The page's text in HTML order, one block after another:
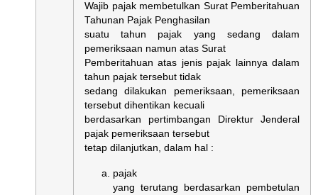
Wajib pajak membetulkan Surat Pemberitahuan
Tahunan Pajak Penghasilan
suatu tahun pajak yang sedang dalam
pemeriksaan namun atas Surat
Pemberitahuan atas jenis pajak lainnya dalam
tahun pajak tersebut tidak
sedang dilakukan pemeriksaan, pemeriksaan
tersebut dihentikan kecuali
berdasarkan pertimbangan Direktur Jenderal
pajak pemeriksaan tersebut
tetap dilanjutkan, dalam hal :
pajak
yang terutang berdasarkan pembetulan